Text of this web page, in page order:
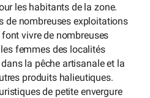
les habitants de la zone.
de nombreuses exploitations
vivre de nombreuses
femmes des localités
la pêche artisanale et la
produits halieutiques.
de petite envergure